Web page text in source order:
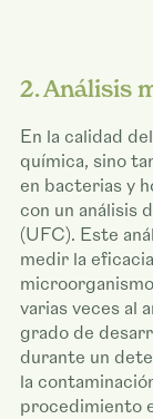
2. Análisis
En la calidad
química, sino
en bacterias y
con un análisis
(UFC). Este
medir la
varias veces al
grado de
durante un
la
procedimiento